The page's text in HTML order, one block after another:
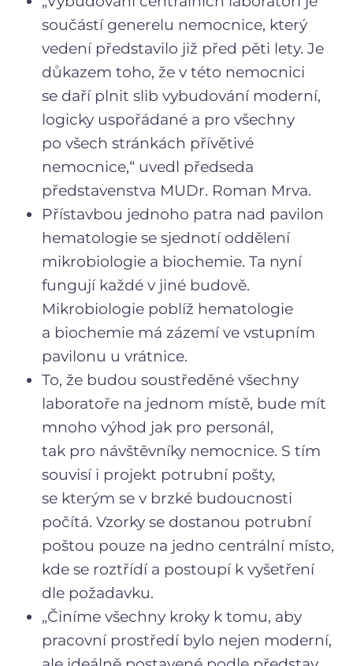
součástí generelu nemocnice, který
vedení představilo již před pěti lety. Je
důkazem toho, že v této nemocnici
se daří plnit slib vybudování moderní,
logicky uspořádané a pro všechny
po všech stránkách přívětivé
nemocnice,“ uvedl předseda
představenstva MUDr. Roman Mrva.
Přístavbou jednoho patra nad pavilon
hematologie se sjednotí oddělení
mikrobiologie a biochemie. Ta nyní
fungují každé v jiné budově.
Mikrobiologie poblíž hematologie
a biochemie má zázemí ve vstupním
pavilonu u vrátnice.
To, že budou soustředěné všechny
laboratoře na jednom místě, bude mít
mnoho výhod jak pro personál,
tak pro návštěvníky nemocnice. S tím
souvisí i projekt potrubní pošty,
se kterým se v brzké budoucnosti
počítá. Vzorky se dostanou potrubní
poštou pouze na jedno centrální místo,
kde se roztřídí a postoupí k vyšetření
dle požadavku.
„Činíme všechny kroky k tomu, aby
pracovní prostředí bylo nejen moderní,